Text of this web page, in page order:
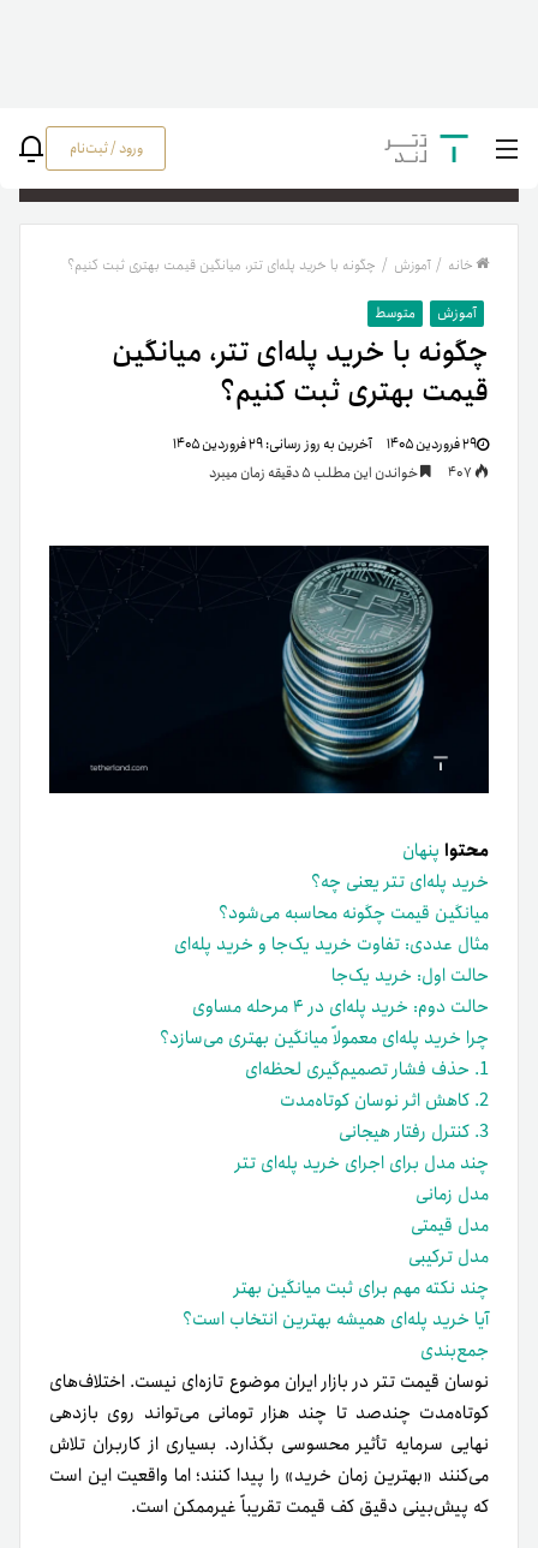
ورود / ثبت‌نام
خانه / آموزش / چگونه با خرید پله‌ای تتر، میانگین قیمت بهتری ثبت کنیم؟
آموزش متوسط
چگونه با خرید پله‌ای تتر، میانگین
قیمت بهتری ثبت کنیم؟
۲۹ فروردین ۱۴۰۵ آخرین به روز رسانی:۲۹ فروردین ۱۴۰۵
خواندن این مطلب 5 دقیقه زمان میبرد
محتوا پنهان
خرید پله‌ای تتر یعنی چه؟
میانگین قیمت چگونه محاسبه می‌شود؟
مثال عددی: تفاوت خرید یک‌جا و خرید پله‌ای
حالت اول: خرید یک‌جا
حالت دوم: خرید پله‌ای در ۴ مرحله مساوی
چرا خرید پله‌ای معمولاً میانگین بهتری می‌سازد؟
1. حذف فشار تصمیم‌گیری لحظه‌ای
2. کاهش اثر نوسان کوتاه‌مدت
3. کنترل رفتار هیجانی
چند مدل برای اجرای خرید پله‌ای تتر
مدل زمانی
مدل قیمتی
مدل ترکیبی
چند نکته مهم برای ثبت میانگین بهتر
آیا خرید پله‌ای همیشه بهترین انتخاب است؟
جمع‌بندی
نوسان قیمت تتر در بازار ایران موضوع تازه‌ای نیست. اختلاف‌های
کوتاه‌مدت چندصد تا چند هزار تومانی می‌تواند روی بازدهی
نهایی سرمایه تأثیر محسوسی بگذارد. بسیاری از کاربران تلاش
می‌کنند «بهترین زمان خرید» را پیدا کنند؛ اما واقعیت این است
که پیش‌بینی دقیق کف قیمت تقریباً غیرممکن است.